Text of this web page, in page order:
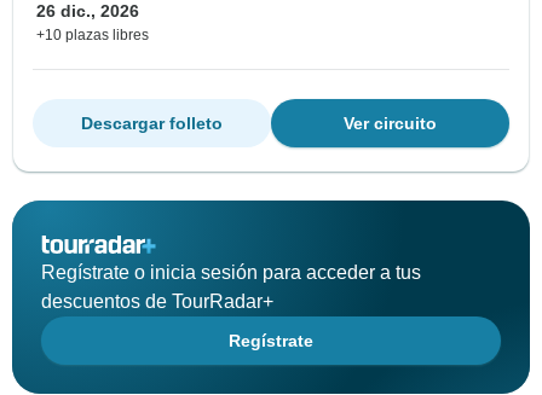
26 dic., 2026
+10 plazas libres
Ver circuito
Descargar folleto
Regístrate o inicia sesión para acceder a tus
descuentos de TourRadar+
Regístrate